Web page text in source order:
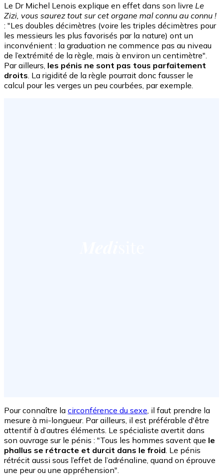
Le Dr Michel Lenois explique en effet dans son livre Le
Zizi, vous saurez tout sur cet organe mal connu au connu !
: "Les doubles décimètres (voire les triples décimètres pour
les messieurs les plus favorisés par la nature) ont un
inconvénient : la graduation ne commence pas au niveau
de l’extrémité de la règle, mais à environ un centimètre".
Par ailleurs, les pénis ne sont pas tous parfaitement
droits. La rigidité de la règle pourrait donc fausser le
calcul pour les verges un peu courbées, par exemple.
Pour connaître la circonférence du sexe, il faut prendre la
mesure à mi-longueur. Par ailleurs, il est préférable d'être
attentif à d’autres éléments. Le spécialiste avertit dans
son ouvrage sur le pénis : "Tous les hommes savent que le
phallus se rétracte et durcit dans le froid. Le pénis
rétrécit aussi sous l’effet de l’adrénaline, quand on éprouve
une peur ou une appréhension".